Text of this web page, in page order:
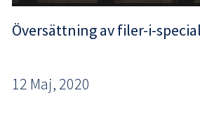
Översättning av filer-i-
12 Maj, 2020